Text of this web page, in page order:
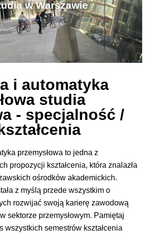
w Warszawie
i automatyka
studia
- specjalność /
przemysłowa to jedna z
propozycji kształcenia, która znalazła
ośrodków akademickich.
z myślą przede wszystkim o
rozwijać swoją karierę zawodową
sektorze przemysłowym. Pamiętaj
wszystkich semestrów kształcenia